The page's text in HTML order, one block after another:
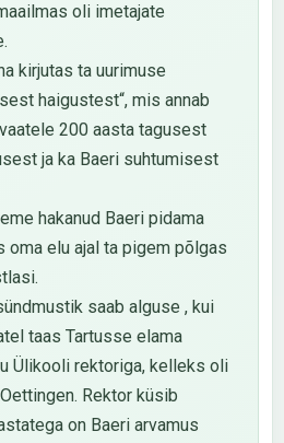
oli imetajate
kirjutas ta uurimuse
haigustest“, mis annab
200 aasta tagusest
ja ka Baeri suhtumisest
hakanud Baeri pidama
elu ajal ta pigem põlgas
saab alguse , kui
taas Tartusse elama
Ülikooli rektoriga, kelleks oli
Rektor küsib
on Baeri arvamus